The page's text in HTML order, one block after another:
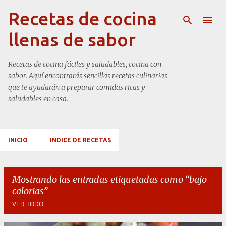
Ir al contenido principal
Recetas de cocina
llenas de sabor
Recetas de cocina fáciles y saludables, cocina con
sabor. Aquí encontrarás sencillas recetas culinarias
que te ayudarán a preparar comidas ricas y
saludables en casa.
INICIO INDICE DE RECETAS
Mostrando las entradas etiquetadas como bajo
calorias
VER TODO